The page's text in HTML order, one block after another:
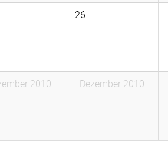
26
2010 Dezember 2010